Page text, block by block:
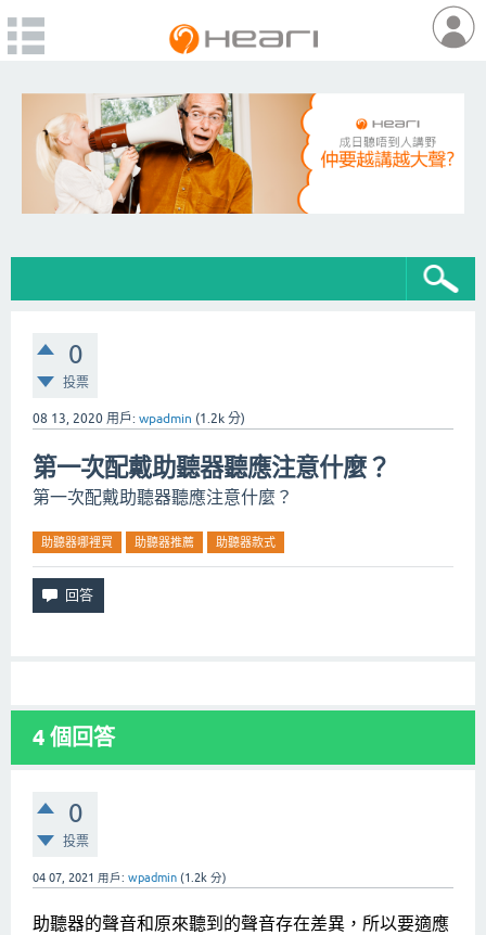
0
投票
08 13, 2020 用戶: wpadmin (1.2k 分)
第一次配戴助聽器聽應注意什麼？
第一次配戴助聽器聽應注意什麼？
助聽器哪裡買 助聽器推薦 助聽器款式
4 個回答
0
投票
04 07, 2021 用戶: wpadmin (1.2k 分)
助聽器的聲音和原來聽到的聲音存在差異，所以要適應